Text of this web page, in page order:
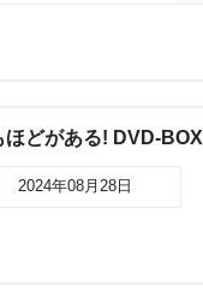
ほどがある! DVD-BOX
2024年08月28日